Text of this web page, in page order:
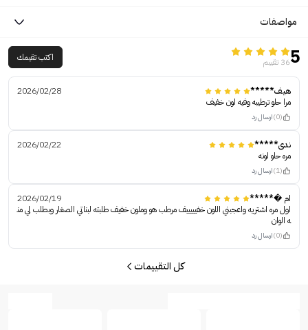
مواصفات
536 تقييم اكتب تقيمك
هيف*****
2026/02/28
مرا حلو ترطيبه وفيه لون خفيف
(0) ارسال رد
ندى*****
2026/02/22
مره حلو لونه
(1) ارسال رد
ام �*****
2026/02/19
اول مره اشتريه واعجبني اللون خفيييييف مرطب هو وملون خفيف طلبته لبناتي الصغار وبطلب لي من
ه الوان
(0) ارسال رد
كل التقييمات